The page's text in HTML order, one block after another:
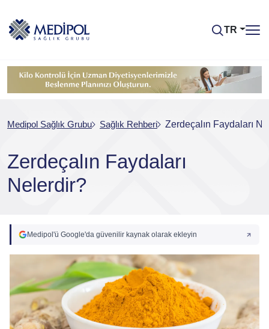
TR
Medipol Sağlık Grubu Sağlık Rehberi Zerdeçalın Faydaları
Zerdeçalın Faydaları
Nelerdir?
Medipol'ü Google'da güvenilir kaynak olarak ekleyin